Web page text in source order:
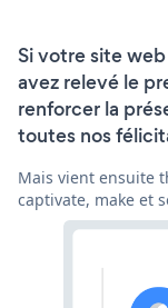
Si votre site
avez relevé le
renforcer la
toutes nos
Mais vient ensuite
captivate, make et